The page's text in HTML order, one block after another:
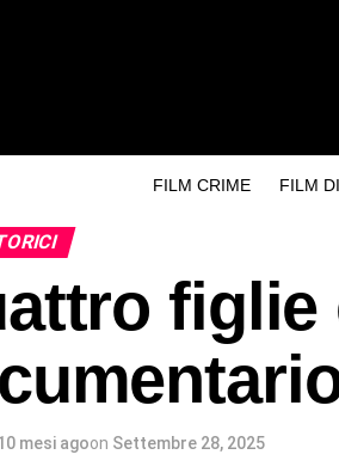
FILM CRIME FILM
figlie
mesi agoon Settembre 28, 2025